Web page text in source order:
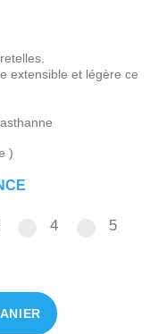
extensible et légère ce
)
44 55